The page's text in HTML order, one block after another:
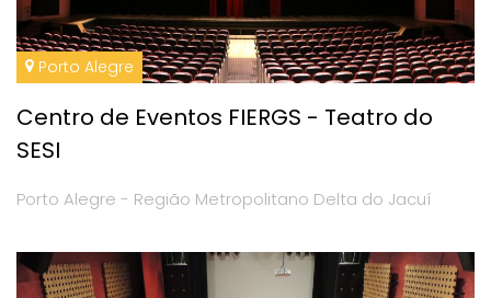
Porto Alegre
Centro de Eventos FIERGS - Teatro do
SESI
Porto Alegre - Região Metropolitano Delta do Jacuí